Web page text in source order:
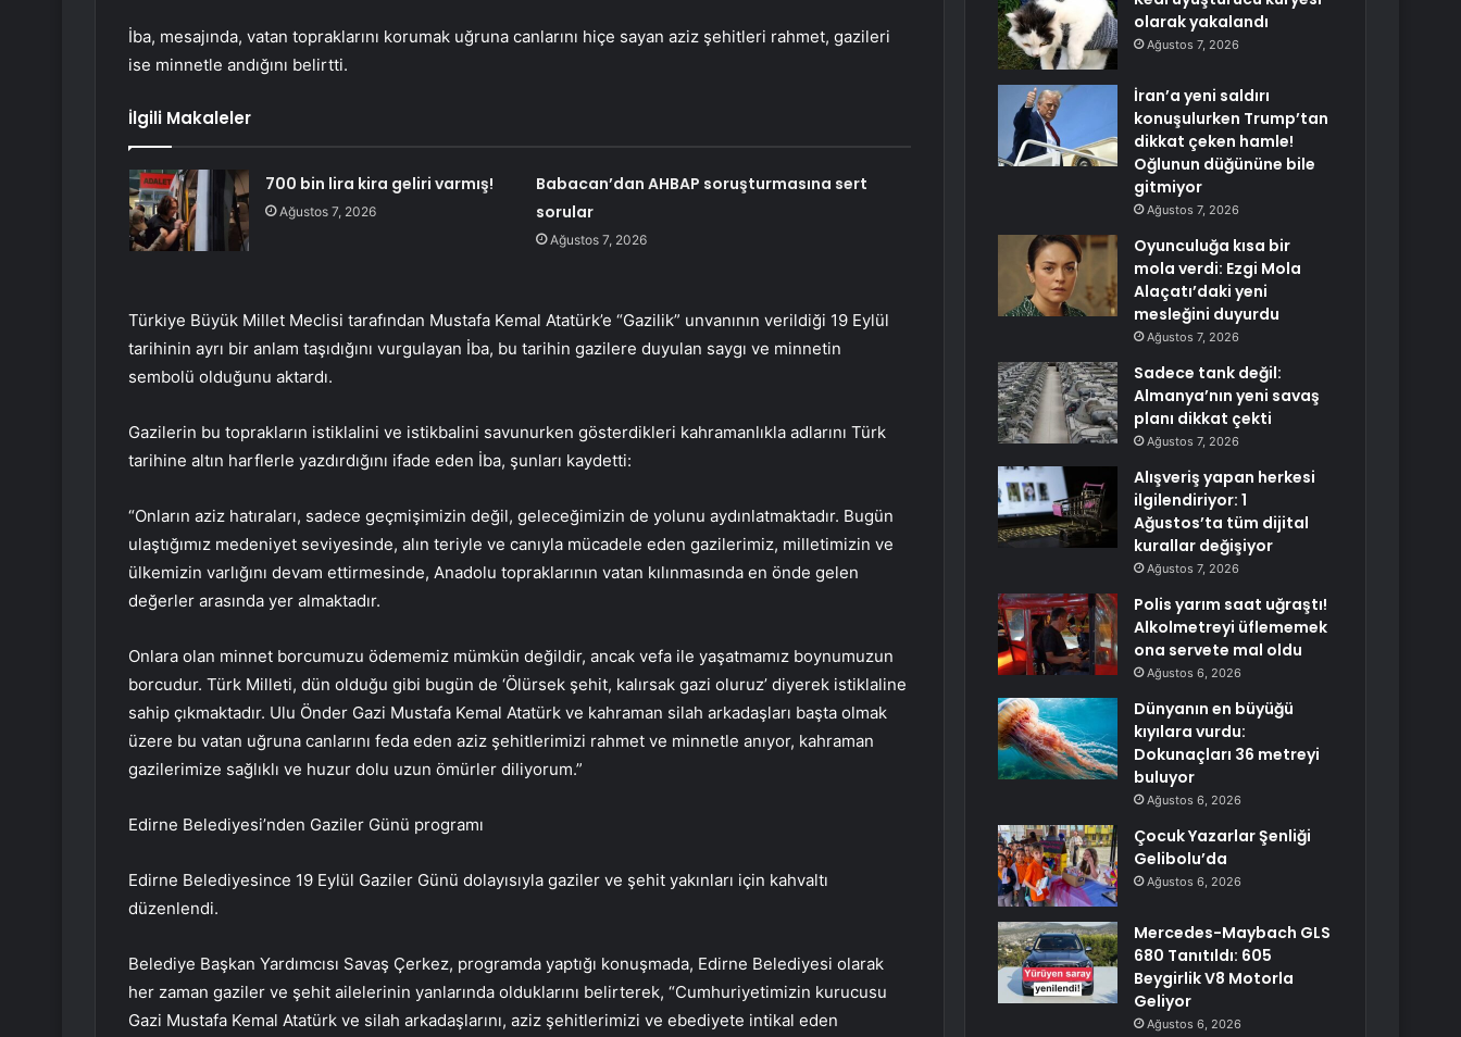
İba, mesajında, vatan topraklarını korumak uğruna canlarını hiçe sayan aziz şehitleri rahmet, gazileri
ise minnetle andığını belirtti.
İlgili Makaleler
700 bin lira kira geliri varmış!
Ağustos 7, 2026
Babacan’dan AHBAP soruşturmasına sert
sorular
Ağustos 7, 2026
Türkiye Büyük Millet Meclisi tarafından Mustafa Kemal Atatürk’e “Gazilik” unvanının verildiği 19 Eylül
tarihinin ayrı bir anlam taşıdığını vurgulayan İba, bu tarihin gazilere duyulan saygı ve minnetin
sembolü olduğunu aktardı.
Gazilerin bu toprakların istiklalini ve istikbalini savunurken gösterdikleri kahramanlıkla adlarını Türk
tarihine altın harflerle yazdırdığını ifade eden İba, şunları kaydetti:
“Onların aziz hatıraları, sadece geçmişimizin değil, geleceğimizin de yolunu aydınlatmaktadır. Bugün
ulaştığımız medeniyet seviyesinde, alın teriyle ve canıyla mücadele eden gazilerimiz, milletimizin ve
ülkemizin varlığını devam ettirmesinde, Anadolu topraklarının vatan kılınmasında en önde gelen
değerler arasında yer almaktadır.
Onlara olan minnet borcumuzu ödememiz mümkün değildir, ancak vefa ile yaşatmamız boynumuzun
borcudur. Türk Milleti, dün olduğu gibi bugün de ‘Ölürsek şehit, kalırsak gazi oluruz’ diyerek istiklaline
sahip çıkmaktadır. Ulu Önder Gazi Mustafa Kemal Atatürk ve kahraman silah arkadaşları başta olmak
üzere bu vatan uğruna canlarını feda eden aziz şehitlerimizi rahmet ve minnetle anıyor, kahraman
gazilerimize sağlıklı ve huzur dolu uzun ömürler diliyorum.”
Edirne Belediyesi’nden Gaziler Günü programı
Edirne Belediyesince 19 Eylül Gaziler Günü dolayısıyla gaziler ve şehit yakınları için kahvaltı
düzenlendi.
Belediye Başkan Yardımcısı Savaş Çerkez, programda yaptığı konuşmada, Edirne Belediyesi olarak
her zaman gaziler ve şehit ailelerinin yanlarında olduklarını belirterek, “Cumhuriyetimizin kurucusu
Gazi Mustafa Kemal Atatürk ve silah arkadaşlarını, aziz şehitlerimizi ve ebediyete intikal eden
olarak yakalandı
Ağustos 7, 2026
İran’a yeni saldırı
konuşulurken Trump’tan
dikkat çeken hamle!
Oğlunun düğününe bile
gitmiyor
Ağustos 7, 2026
Oyunculuğa kısa bir
mola verdi: Ezgi Mola
Alaçatı’daki yeni
mesleğini duyurdu
Ağustos 7, 2026
Sadece tank değil:
Almanya’nın yeni savaş
planı dikkat çekti
Ağustos 7, 2026
Alışveriş yapan herkesi
ilgilendiriyor: 1
Ağustos’ta tüm dijital
kurallar değişiyor
Ağustos 7, 2026
Polis yarım saat uğraştı!
Alkolmetreyi üflememek
ona servete mal oldu
Ağustos 6, 2026
Dünyanın en büyüğü
kıyılara vurdu:
Dokunaçları 36 metreyi
buluyor
Ağustos 6, 2026
Çocuk Yazarlar Şenliği
Gelibolu’da
Ağustos 6, 2026
Mercedes-Maybach GLS
680 Tanıtıldı: 605
Beygirlik V8 Motorla
Geliyor
Ağustos 6, 2026